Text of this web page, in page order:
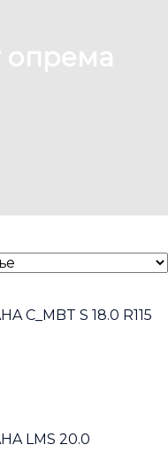
опрема
C_MBT S 18.0 R115
LMS 20.0